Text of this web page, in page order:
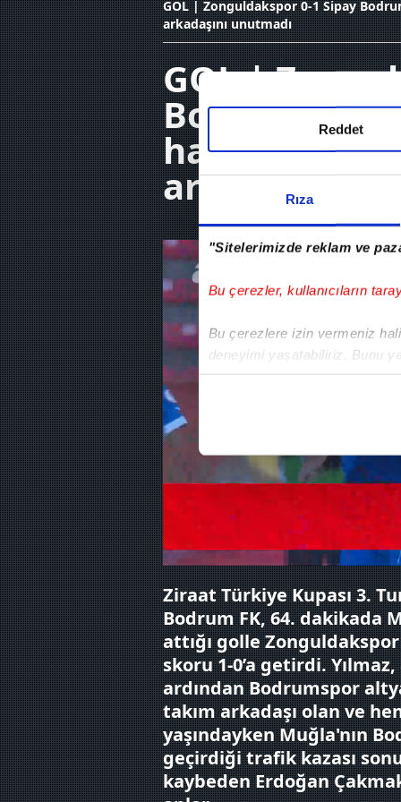
Rıza
"Sitelerimizde reklam ve
Bu çerezler, kullanıcıların
Bu çerezlere izin vermeniz
deneyimi yaşatabiliriz. Bunu
içerikleri sunabilmek adına
Sizlere daha iyi bir hizmet
çerezler vasıtasıyla çeşitli
amacıyla kullanılmaktadır.
reklam/pazarlama
Çerezlere ilişkin tercihlerinizi
butonuna tıklayabilir,Çerez
6698 sayılı Kişisel Verilerin
mevzuata uygun olarak
Reddet
GOL | Zonguldakspor 0-1 Sipay
arkadaşını unutmadı
GOL |
Bodrum FK |
hayatını
arkadaşını
Ziraat Türkiye Kupası 3.
Bodrum FK, 64. dakikada
attığı golle Zonguldakspor
skoru 1-0’a getirdi.
ardından Bodrumspor
takım arkadaşı olan ve
yaşındayken Muğla'nın
geçirdiği trafik kazası
kaybeden Erdoğan